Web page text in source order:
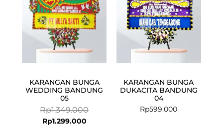
KARANGAN BUNGA
WEDDING BANDUNG
05
Rp1.349.000
Rp1.299.000
KARANGAN BUNGA
DUKACITA BANDUNG
04
Rp599.000